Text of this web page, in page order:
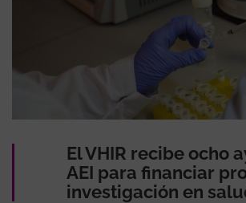
El VHIR recibe ocho
AEI para financiar
investigación en